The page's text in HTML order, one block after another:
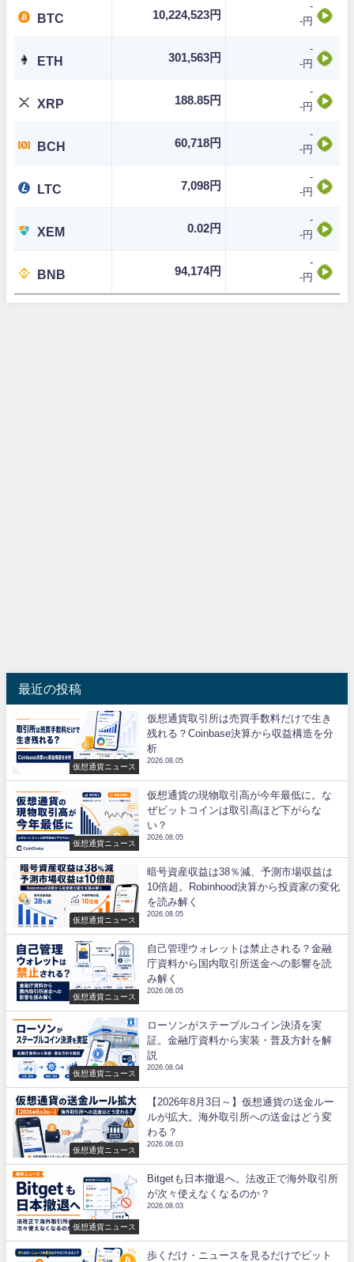
BTC 10,224,523円
-
-円
ETH 301,563円
-
-円
XRP 188.85円
-
-円
BCH 60,718円
-
-円
LTC 7,098円
-
-円
XEM 0.02円
-
-円
BNB 94,174円
-
-円
最近の投稿
仮想通貨ニュース
仮想通貨取引所は売買手数料だけで生き
残れる？Coinbase決算から収益構造を分
析
2026.08.05
仮想通貨ニュース
仮想通貨の現物取引高が今年最低に。な
ぜビットコインは取引高ほど下がらな
い？
2026.08.05
仮想通貨ニュース
暗号資産収益は38％減、予測市場収益は
10倍超。Robinhood決算から投資家の変化
を読み解く
2026.08.05
仮想通貨ニュース
自己管理ウォレットは禁止される？金融
庁資料から国内取引所送金への影響を読
み解く
2026.08.05
仮想通貨ニュース
ローソンがステーブルコイン決済を実
証。金融庁資料から実装・普及方針を解
説
2026.08.04
仮想通貨ニュース
【2026年8月3日～】仮想通貨の送金ルー
ルが拡大。海外取引所への送金はどう変
わる？
2026.08.03
仮想通貨ニュース
Bitgetも日本撤退へ。法改正で海外取引所
が次々使えなくなるのか？
2026.08.03
歩くだけ・ニュースを見るだけでビット